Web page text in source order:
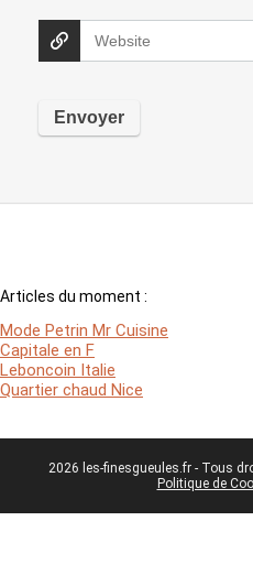
Articles du moment :
Mode Petrin Mr Cuisine
Capitale en F
Leboncoin Italie
Quartier chaud Nice
2026 les-finesgueules.fr - Tous
Politique de